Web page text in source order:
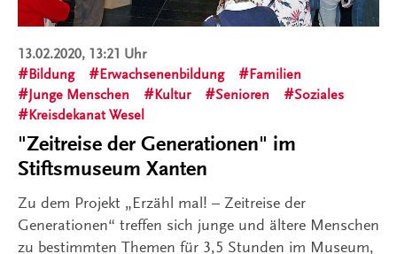
13.02.2020, 13:21 Uhr
Bildung
Erwachsenenbildung
Familien
Junge Menschen
Kultur Senioren
Soziales
Kreisdekanat Wesel
"Zeitreise der Generationen" im
Stiftsmuseum Xanten
Zu dem Projekt „Erzähl mal! – Zeitreise der
Generationen“ treffen sich junge und ältere Menschen
zu bestimmten Themen für 3,5 Stunden im Museum,